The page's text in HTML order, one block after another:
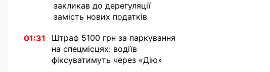
закликав до дерегуляції
замість нових податків
01:31
Штраф 5100 грн за паркування
на спецмісцях: водіїв
фіксуватимуть через «Дію»